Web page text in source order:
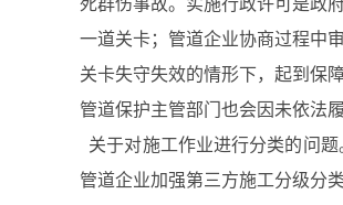
死群伤事故。实施行政许可是政
一道关卡；管道企业协商过程中
关卡失守失效的情形下，起到保
管道保护主管部门也会因未依法
关于对施工作业进行分类的问
管道企业加强第三方施工分级分